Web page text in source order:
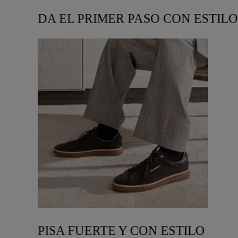
DA EL PRIMER PASO CON ESTILO
PISA FUERTE Y CON ESTILO